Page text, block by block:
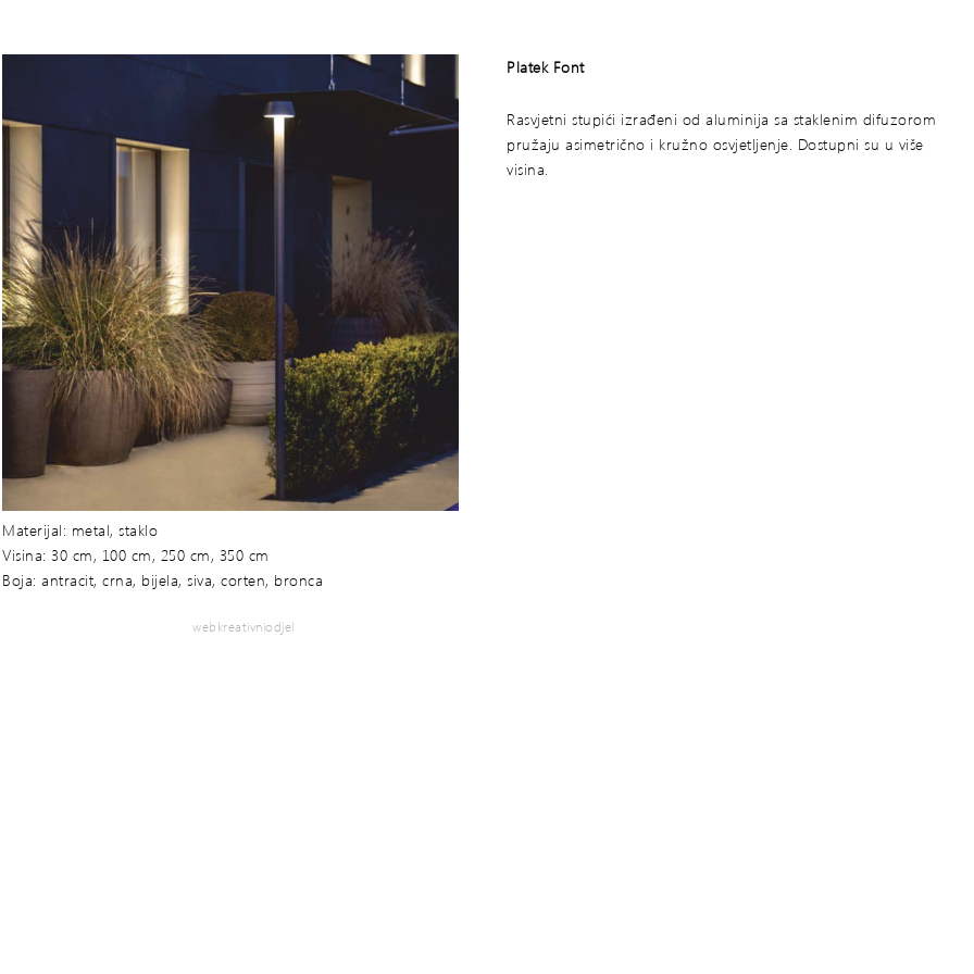
Materijal: metal, staklo
Visina: 30 cm, 100 cm, 250 cm, 350 cm
Boja: antracit, crna, bijela, siva, corten, bronca
Platek Font
Rasvjetni stupići izrađeni od aluminija sa staklenim difuzorom
pružaju asimetrično i kružno osvjetljenje. Dostupni su u više
visina.
webkreativniodjel